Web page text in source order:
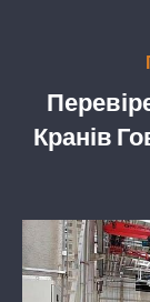
Кранів